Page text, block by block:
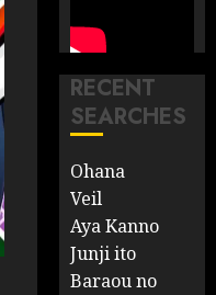
RECENT
SEARCHES
Ohana
Veil
Aya Kanno
Junji ito
Baraou no